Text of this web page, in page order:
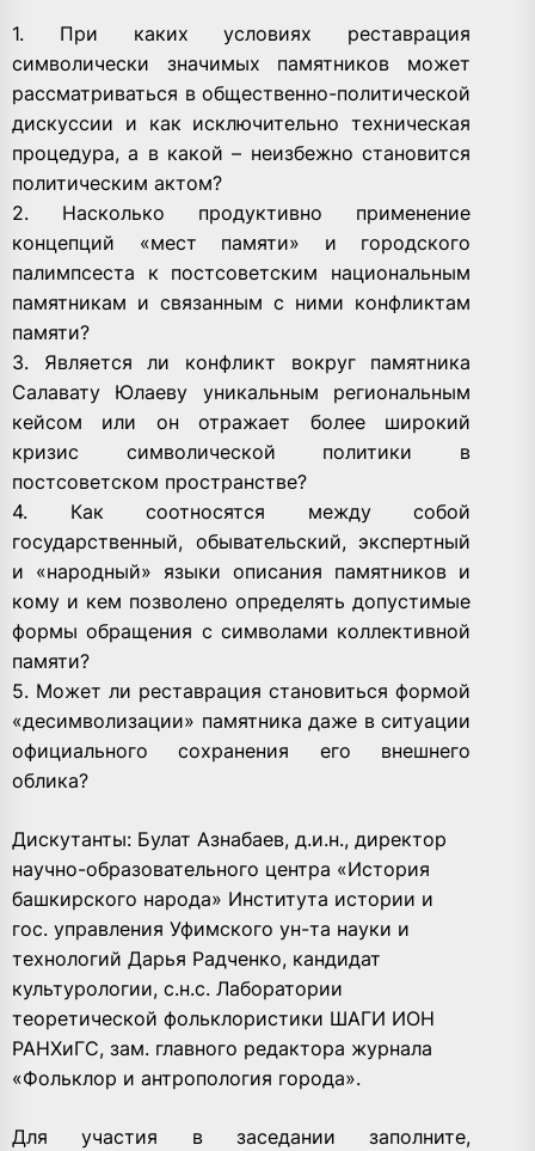
1. При каких условиях реставрация
символически значимых памятников может
рассматриваться в общественно-политической
дискуссии и как исключительно техническая
процедура, а в какой – неизбежно становится
политическим актом?
2. Насколько продуктивно применение
концепций «мест памяти» и городского
палимпсеста к постсоветским национальным
памятникам и связанным с ними конфликтам
памяти?
3. Является ли конфликт вокруг памятника
Салавату Юлаеву уникальным региональным
кейсом или он отражает более широкий
кризис символической политики в
постсоветском пространстве?
4. Как соотносятся между собой
государственный, обывательский, экспертный
и «народный» языки описания памятников и
кому и кем позволено определять допустимые
формы обращения с символами коллективной
памяти?
5. Может ли реставрация становиться формой
«десимволизации» памятника даже в ситуации
официального сохранения его внешнего
облика?
Дискутанты: Булат Азнабаев, д.и.н., директор
научно-образовательного центра «История
башкирского народа» Института истории и
гос. управления Уфимского ун-та науки и
технологий Дарья Радченко, кандидат
культурологии, с.н.с. Лаборатории
теоретической фольклористики ШАГИ ИОН
РАНХиГС, зам. главного редактора журнала
«Фольклор и антропология города».
Для участия в заседании заполните,